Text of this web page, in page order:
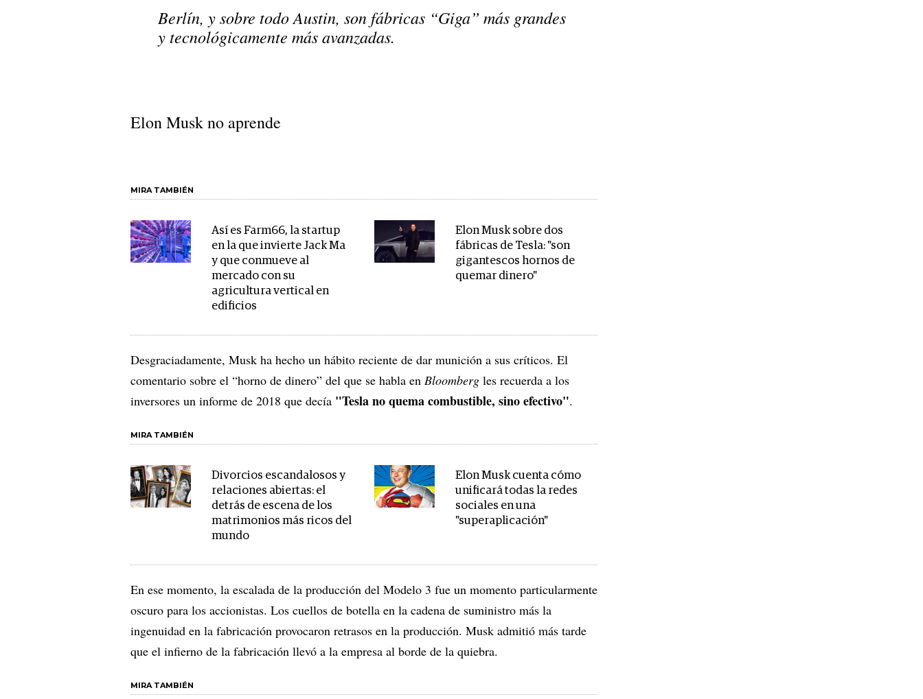
Berlín, y sobre todo Austin, son fábricas “Giga” más grandes
y tecnológicamente más avanzadas.
Elon Musk no aprende
MIRA TAMBIÉN
Así es Farm66, la startup
en la que invierte Jack Ma
y que conmueve al
mercado con su
agricultura vertical en
edificios
Elon Musk sobre dos
fábricas de Tesla: "son
gigantescos hornos de
quemar dinero"
Desgraciadamente, Musk ha hecho un hábito reciente de dar munición a sus críticos. El
comentario sobre el “horno de dinero” del que se habla en Bloomberg les recuerda a los
inversores un informe de 2018 que decía "Tesla no quema combustible, sino efectivo".
MIRA TAMBIÉN
Divorcios escandalosos y
relaciones abiertas: el
detrás de escena de los
matrimonios más ricos del
mundo
Elon Musk cuenta cómo
unificará todas la redes
sociales en una
"superaplicación"
En ese momento, la escalada de la producción del Modelo 3 fue un momento particularmente
oscuro para los accionistas. Los cuellos de botella en la cadena de suministro más la
ingenuidad en la fabricación provocaron retrasos en la producción. Musk admitió más tarde
que el infierno de la fabricación llevó a la empresa al borde de la quiebra.
MIRA TAMBIÉN